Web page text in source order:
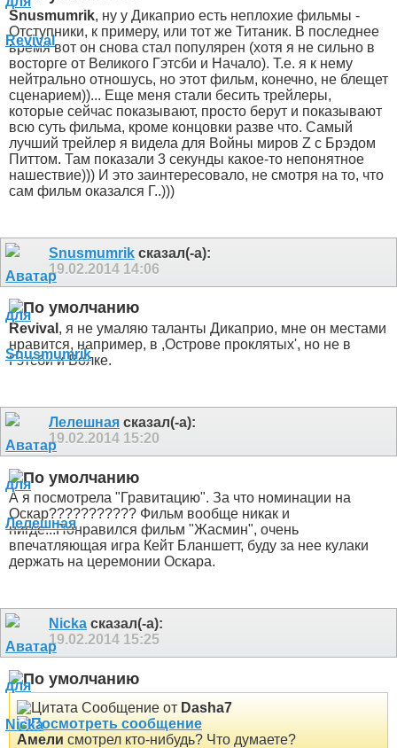
Snusmumrik, ну у Дикаприо есть неплохие фильмы -
Отступники, к примеру, или тот же Титаник. В последнее
время вот он снова стал популярен (хотя я не сильно в
восторге от Великого Гэтсби и Начало). Т.е. я к нему
нейтрально отношусь, но этот фильм, конечно, не блещет
сценарием))... Еще меня стали бесить трейлеры,
которые сейчас показывают, просто берут и показывают
всю суть фильма, кроме концовки разве что. Самый
лучший трейлер я видела для Войны миров Z с Брэдом
Питтом. Там показали 3 секунды какое-то непонятное
нашествие))) И это заинтересовало, не смотря на то, что
сам фильм оказался Г..)))
Snusmumrik сказал(-а):
19.02.2014 14:06
Revival , я не умаляю таланты Дикаприо, мне он местами
нравится, например, в ,Острове проклятых', но не в
Гэтсби и Волке.
Лелешная сказал(-а):
19.02.2014 15:20
А я посмотрела "Гравитацию". За что номинации на
Оскар??????????? Фильм вообще никак и
нигде...Понравился фильм "Жасмин", очень
впечатляющая игра Кейт Бланшетт, буду за нее кулаки
держать на церемонии Оскара.
Nicka сказал(-а):
19.02.2014 15:25
Сообщение от Dasha7
Амели смотрел кто-нибудь? Что думаете?